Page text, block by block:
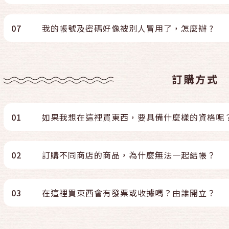
07 我的帳號及密碼好像被別人冒用了，怎麼辦 ?
訂購方式
01 如果我想在這裡買東西，要具備什麼樣的資格呢
02 訂購不同商店的商品，為什麼無法一起結帳？
03 在這裡買東西會有發票或收據嗎？由誰開立？